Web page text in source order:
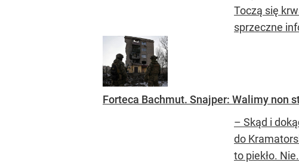
Toczą się
sprzeczne
Forteca Bachmut. Snajper: Walimy non
– Skąd i
do
to piekło.